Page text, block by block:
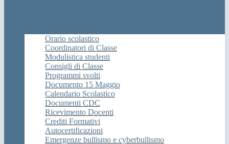
Orario scolastico
Coordinatori di Classe
Modulistica studenti
Consigli di Classe
Programmi svolti
Documento 15 Maggio
Calendario Scolastico
Documenti CDC
Ricevimento Docenti
Crediti Formativi
Autocertificazioni
Emergenze bullismo e cyberbullismo